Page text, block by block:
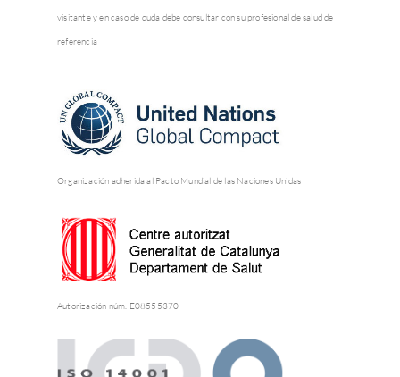
visitante y en caso de duda debe consultar con su profesional de salud de
referencia
Organización adherida al Pacto Mundial de las Naciones Unidas
Autorización núm. E08555370